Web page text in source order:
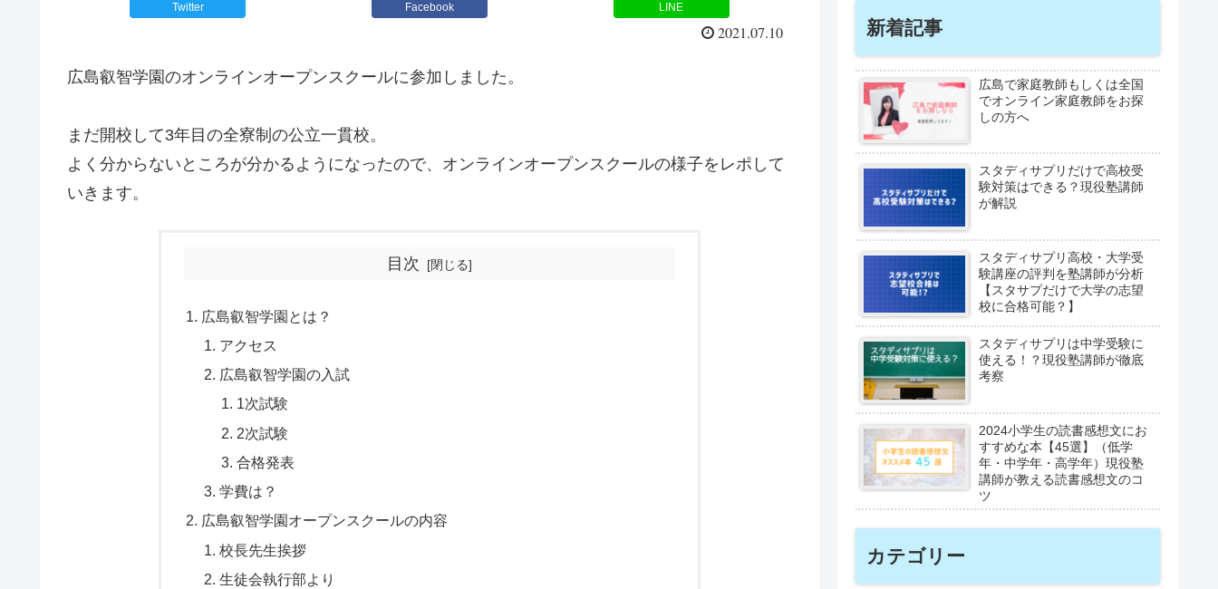
Twitter Facebook LINE
2021.07.10
広島叡智学園のオンラインオープンスクールに参加しました。
まだ開校して3年目の全寮制の公立一貫校。
よく分からないところが分かるようになったので、オンラインオープンスクールの様子をレポして
いきます。
目次
広島叡智学園とは？
アクセス
広島叡智学園の入試
1次試験
2次試験
合格発表
学費は？
広島叡智学園オープンスクールの内容
校長先生挨拶
生徒会執行部より
新着記事
広島で家庭教師もしくは全国
でオンライン家庭教師をお探
しの方へ
スタディサプリだけで高校受
験対策はできる？現役塾講師
が解説
スタディサプリ高校・大学受
験講座の評判を塾講師が分析
【スタサプだけで大学の志望
校に合格可能？】
スタディサプリは中学受験に
使える！？現役塾講師が徹底
考察
2024小学生の読書感想文にお
すすめな本【45選】（低学
年・中学年・高学年）現役塾
講師が教える読書感想文のコ
ツ
カテゴリー